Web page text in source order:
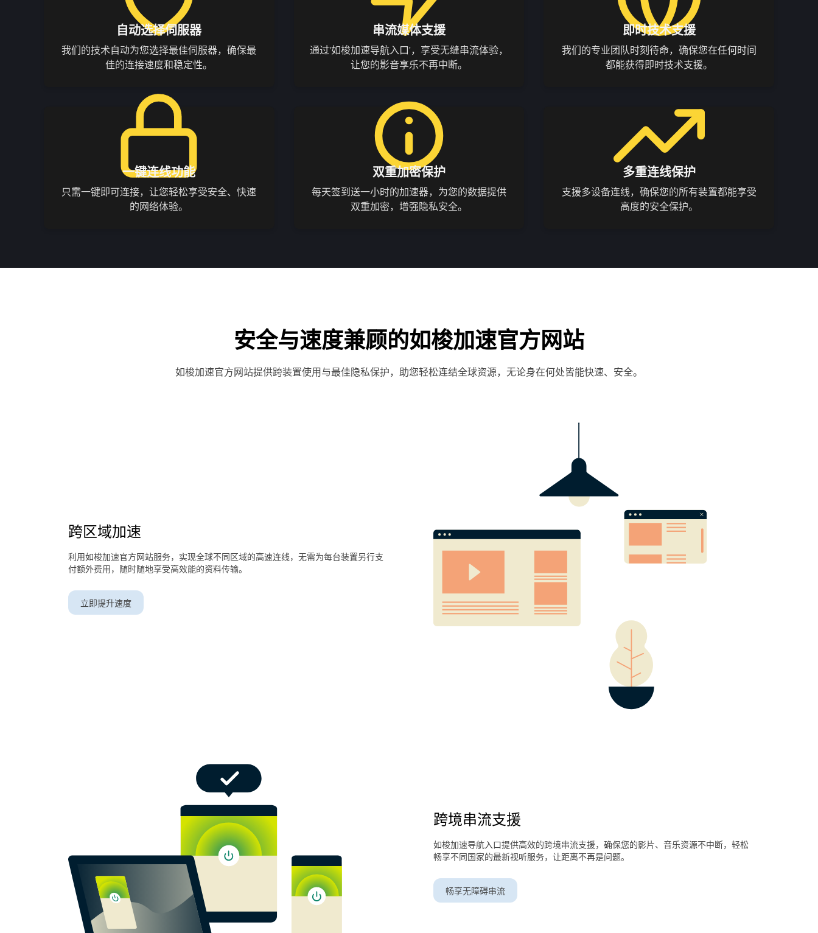
自动选择伺服器
我们的技术自动为您选择最佳伺服器，确保最
佳的连接速度和稳定性。
串流媒体支援
通过'如梭加速导航入口'，享受无缝串流体验，
让您的影音享乐不再中断。
即时技术支援
我们的专业团队时刻待命，确保您在任何时间
都能获得即时技术支援。
一键连线功能
只需一键即可连接，让您轻松享受安全、快速
的网络体验。
双重加密保护
每天签到送一小时的加速器，为您的数据提供
双重加密，增强隐私安全。
多重连线保护
支援多设备连线，确保您的所有装置都能享受
高度的安全保护。
安全与速度兼顾的如梭加速官方网站
如梭加速官方网站提供跨装置使用与最佳隐私保护，助您轻松连结全球资源，无论身在何处皆能快速、安全。
跨区域加速
利用如梭加速官方网站服务，实现全球不同区域的高速连线，无需为每台装置另行支
付额外费用，随时随地享受高效能的资料传输。
立即提升速度
跨境串流支援
如梭加速导航入口提供高效的跨境串流支援，确保您的影片、音乐资源不中断，轻松
畅享不同国家的最新视听服务，让距离不再是问题。
畅享无障碍串流